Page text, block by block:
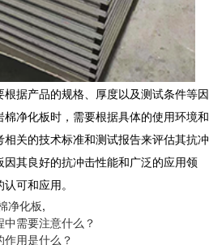
据产品的规格、厚度以及测试条件等因
净化板时，需要根据具体的使用环境和
关的技术标准和测试报告来评估其抗冲
其良好的抗冲击性能和广泛的应用领
可和应用。
净化板,
需要注意什么？
用是什么？